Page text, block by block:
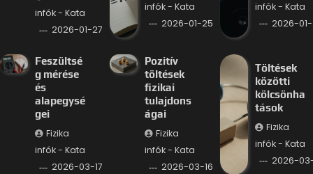
infók - Kata
2026-01-27
infók - Kata
2026-01-25
infók - Kata
2026-
Feszültsé
g mérése
és
alapegysé
gei
Fizika
infók - Kata
2026-03-17
Pozitív
töltések
fizikai
tulajdons
ágai
Fizika
infók - Kata
2026-03-16
Töltések
közötti
kölcsönha
tások
Fizika
infók - Kata
2026-